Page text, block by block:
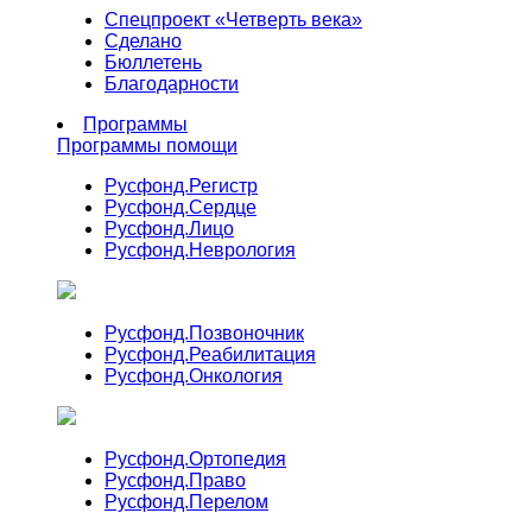
Спецпроект «Четверть века»
Сделано
Бюллетень
Благодарности
Программы
Программы помощи
Русфонд.Регистр
Русфонд.Сердце
Русфонд.Лицо
Русфонд.Неврология
Русфонд.Позвоночник
Русфонд.Реабилитация
Русфонд.Онкология
Русфонд.Ортопедия
Русфонд.Право
Русфонд.Перелом